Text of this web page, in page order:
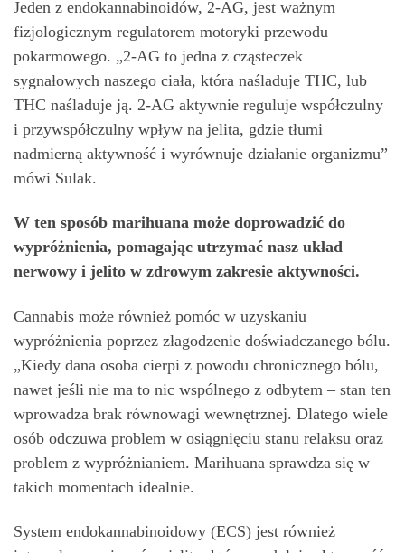
Jeden z endokannabinoidów, 2-AG, jest ważnym
fizjologicznym regulatorem motoryki przewodu
pokarmowego. „2-AG to jedna z cząsteczek
sygnałowych naszego ciała, która naśladuje THC, lub
THC naśladuje ją. 2-AG aktywnie reguluje współczulny
i przywspółczulny wpływ na jelita, gdzie tłumi
nadmierną aktywność i wyrównuje działanie organizmu”
mówi Sulak.
W ten sposób marihuana może doprowadzić do
wypróżnienia, pomagając utrzymać nasz układ
nerwowy i jelito w zdrowym zakresie aktywności.
Cannabis może również pomóc w uzyskaniu
wypróżnienia poprzez złagodzenie doświadczanego bólu.
„Kiedy dana osoba cierpi z powodu chronicznego bólu,
nawet jeśli nie ma to nic wspólnego z odbytem – stan ten
wprowadza brak równowagi wewnętrznej. Dlatego wiele
osób odczuwa problem w osiągnięciu stanu relaksu oraz
problem z wypróżnianiem. Marihuana sprawdza się w
takich momentach idealnie.
System endokannabinoidowy (ECS) jest również